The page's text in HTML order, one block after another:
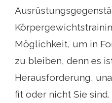
Möglichkeit, um in
zu bleiben, denn es
Herausforderung,
fit oder nicht Sie sind.